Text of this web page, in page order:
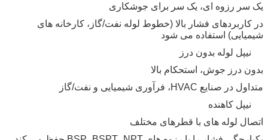
یک سر رزوه ای، یک سر برای جوشکاری
در کاربردهای فشار بالا (خطوط لوله نفت/گاز، کارخانه های
شیمیایی) استفاده می شود
نیپل لوله بدون درز
بدون درز جوش، استحکام بالا
متداول در صنایع HVAC، فرآوری شیمیایی و نفت/گاز
نیپل کاهنده
اتصال لوله های با قطرهای مختلف